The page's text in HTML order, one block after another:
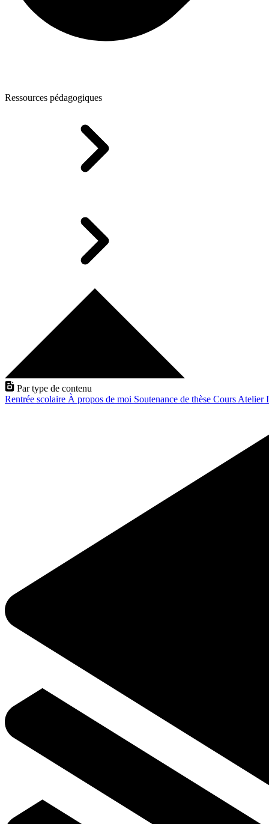
Ressources pédagogiques
Par type de contenu
Rentrée scolaire À propos de moi Soutenance de thèse Cours Atelier